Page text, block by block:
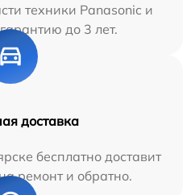
техники Panasonic и
до 3 лет.
доставка
бесплатно доставит
ремонт и обратно.